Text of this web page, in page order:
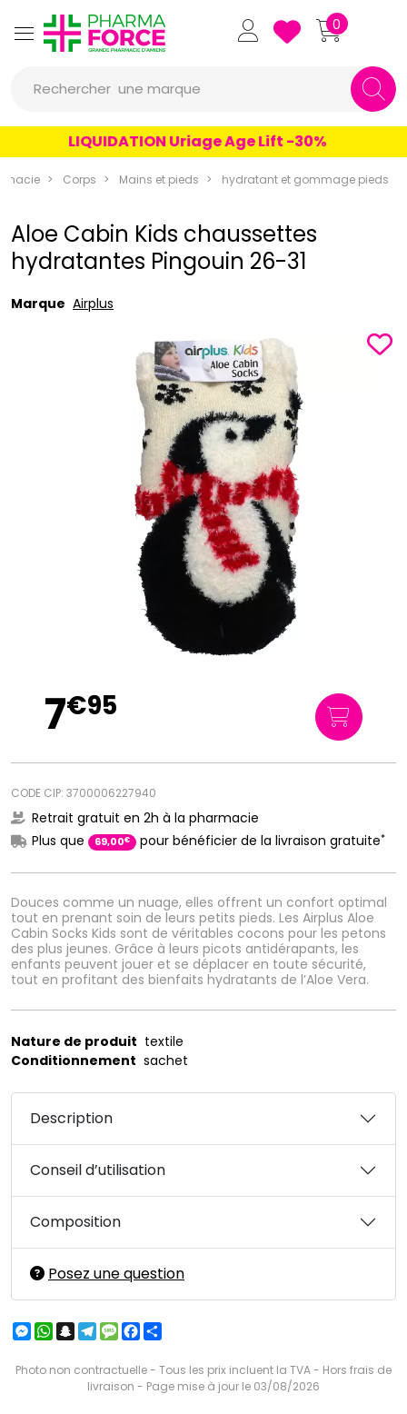
Pharmaforce Grande Pharmacie
0
Rechercher une marque
un produit
une marque
LIQUIDATION Uriage Age Lift -30%
Corps Mains et pieds hydratant et gommage pieds
Aloe Cabin Kids chaussettes
hydratantes Pingouin 26-31
Marque Airplus
Douces comme un nuage, elles offrent un confort optimal
tout en prenant soin de leurs petits pieds. Les Airplus Aloe
Cabin Socks Kids sont de véritables cocons pour les petons
des plus jeunes. Grâce à leurs picots antidérapants, les
enfants peuvent jouer et se déplacer en toute sécurité,
tout en profitant des bienfaits hydratants de l’Aloe Vera.
7€95
CODE CIP: 3700006227940
Retrait gratuit en 2h à la pharmacie
Plus que
69,00€ pour bénéficier de la livraison gratuite*
Nature de produit textile
Conditionnement sachet
Description
Conseil d’utilisation
Composition
Posez une question
Messenger
WhatsApp
Snapchat
Telegram
MessageFacebook
Photo non contractuelle - Tous les prix incluent la TVA - Hors frais de
livraison - Page mise à jour le 03/08/2026